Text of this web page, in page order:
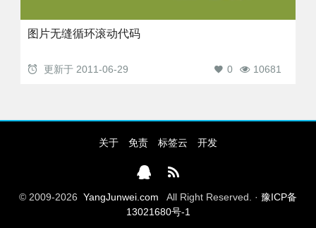
图片无缝循环滚动代码
更新于 2011-06-29 10681
0
关于 免责 标签云 开发
© 2009-2026 YangJunwei.com All Right Reserved. · 豫ICP备
13021680号-1